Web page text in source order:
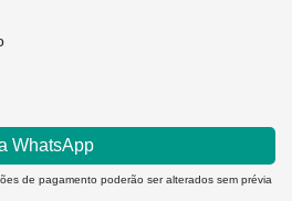
WhatsApp
de pagamento poderão ser alterados sem prévia